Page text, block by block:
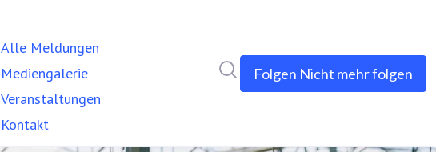
Alle Meldungen
Mediengalerie
Veranstaltungen
Kontakt
Folgen Nicht mehr folgen